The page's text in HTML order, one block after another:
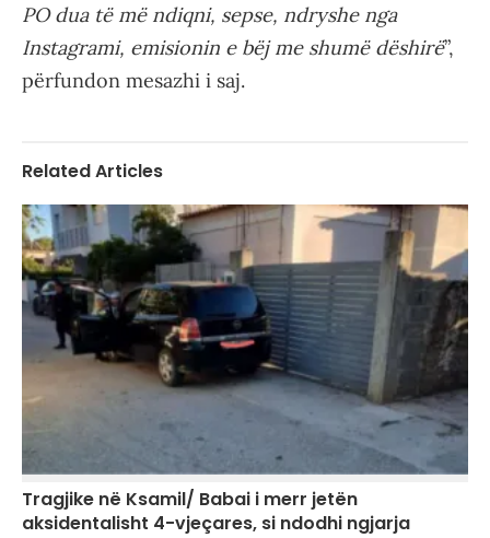
PO dua të më ndiqni, sepse, ndryshe nga
Instagrami, emisionin e bëj me shumë dëshirë”,
përfundon mesazhi i saj.
Related Articles
Tragjike në Ksamil/ Babai i merr jetën
aksidentalisht 4-vjeçares, si ndodhi ngjarja